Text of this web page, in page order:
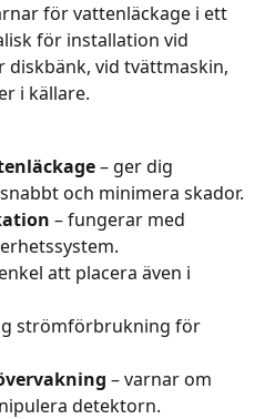
för vattenläckage i ett
för installation vid
vid tvättmaskin,
i källare.
– ger dig
och minimera skador.
– fungerar med
att placera även i
strömförbrukning för
– varnar om
detektorn.